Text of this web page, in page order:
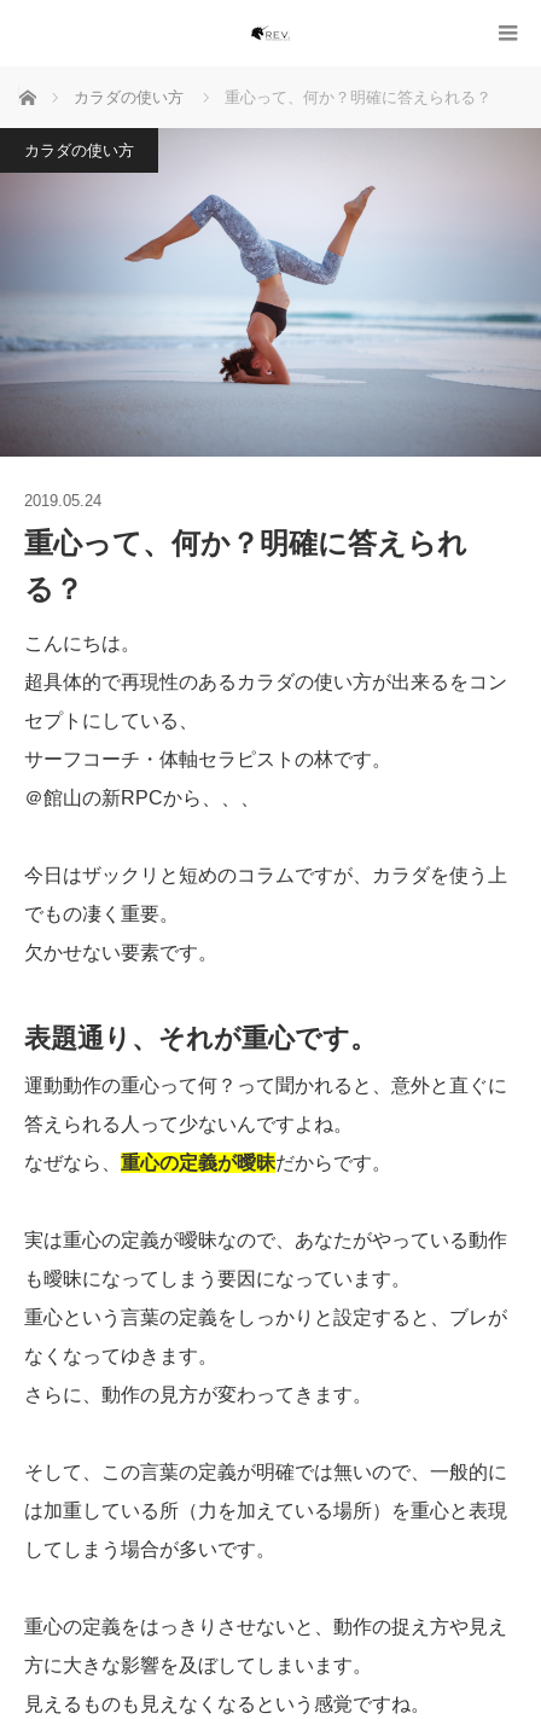
ホーム カラダの使い方 重心って、何か？明確に答えられる？
カラダの使い方
2019.05.24
重心って、何か？明確に答えられ
る？
こんにちは。
超具体的で再現性のあるカラダの使い方が出来るをコン
セプトにしている、
サーフコーチ・体軸セラピストの林です。
＠館山の新RPCから、、、
今日はザックリと短めのコラムですが、カラダを使う上
でもの凄く重要。
欠かせない要素です。
表題通り、それが重心です。
運動動作の重心って何？って聞かれると、意外と直ぐに
答えられる人って少ないんですよね。
なぜなら、 重心の定義が曖昧だからです。
実は重心の定義が曖昧なので、あなたがやっている動作
も曖昧になってしまう要因になっています。
重心という言葉の定義をしっかりと設定すると、ブレが
なくなってゆきます。
さらに、動作の見方が変わってきます。
そして、この言葉の定義が明確では無いので、一般的に
は加重している所（力を加えている場所）を重心と表現
してしまう場合が多いです。
重心の定義をはっきりさせないと、動作の捉え方や見え
方に大きな影響を及ぼしてしまいます。
見えるものも見えなくなるという感覚ですね。